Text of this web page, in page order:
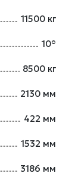
11500 кг
10°
8500 кг
2130 мм
422 мм
1532 мм
3186 мм